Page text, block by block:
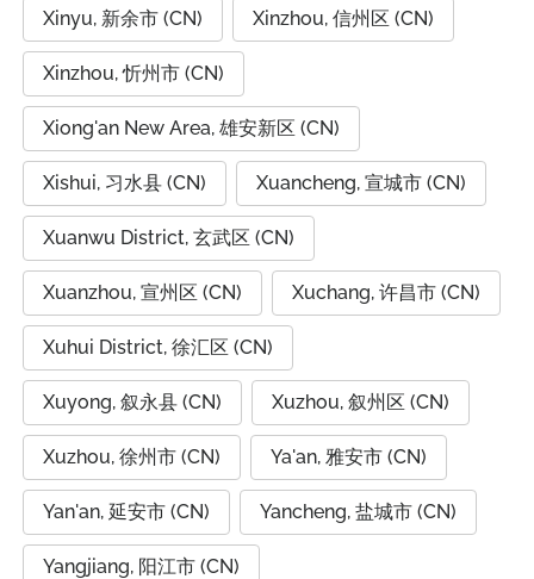
Xinyu, 新余市 (CN) Xinzhou, 信州区 (CN)
Xinzhou, 忻州市 (CN)
Xiong'an New Area, 雄安新区 (CN)
Xishui, 习水县 (CN) Xuancheng, 宣城市 (CN)
Xuanwu District, 玄武区 (CN)
Xuanzhou, 宣州区 (CN) Xuchang, 许昌市 (CN)
Xuhui District, 徐汇区 (CN)
Xuyong, 叙永县 (CN) Xuzhou, 叙州区 (CN)
Xuzhou, 徐州市 (CN) Ya'an, 雅安市 (CN)
Yan'an, 延安市 (CN) Yancheng, 盐城市 (CN)
Yangjiang, 阳江市 (CN)